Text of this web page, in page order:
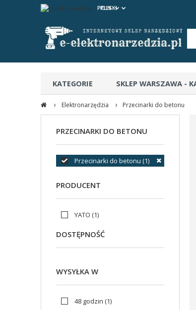
KATEGORIE SKLEP WARSZAWA -
CERTYFIKATY BEZPIECZEŃSTWA
› Elektronarzędzia › Przecinarki do betonu
POLSKI
PLN
PRZECINARKI DO BETONU
Przecinarki do betonu (1)
PRODUCENT
YATO (1)
DOSTĘPNOŚĆ
WYSYŁKA W
48 godzin (1)